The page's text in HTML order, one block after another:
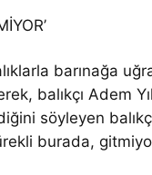
barınağa
balıkçı Adem
söyleyen
burada,